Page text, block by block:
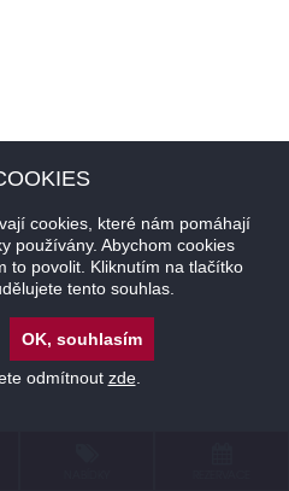
cookies, které nám pomáhají
používány. Abychom cookies
to povolit. Kliknutím na tlačítko
tento souhlas.
OK, souhlasím
odmítnout zde.